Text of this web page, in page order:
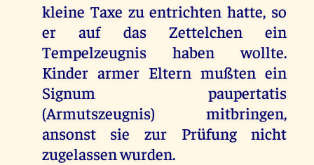
kleine Taxe zu entrichten hatte, so
er auf das Zettelchen ein
Tempelzeugnis haben wollte.
Kinder armer Eltern mußten ein
Signum paupertatis
(Armutszeugnis) mitbringen,
ansonst sie zur Prüfung nicht
zugelassen wurden.